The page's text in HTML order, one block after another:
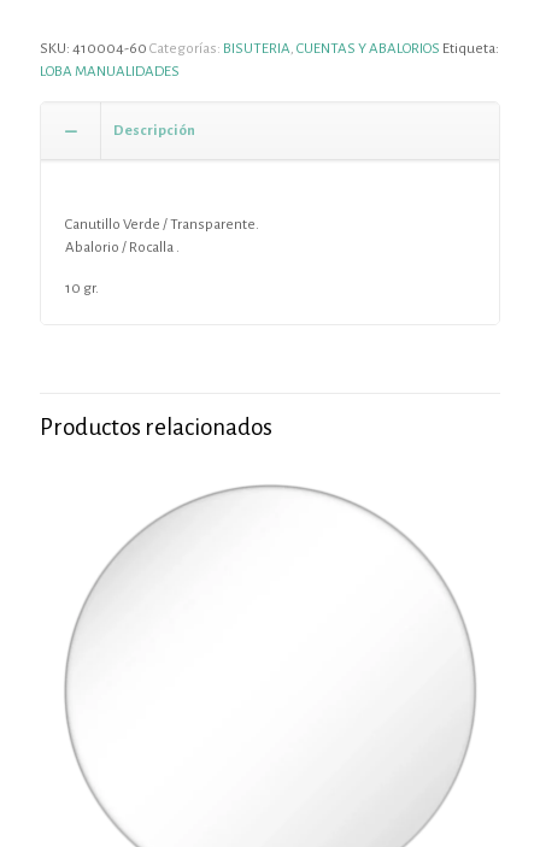
SKU: 410004-60 Categorías: BISUTERIA, CUENTAS Y ABALORIOS Etiqueta:
LOBA MANUALIDADES
Descripción
Canutillo Verde / Transparente.
Abalorio / Rocalla .
10 gr.
Productos relacionados